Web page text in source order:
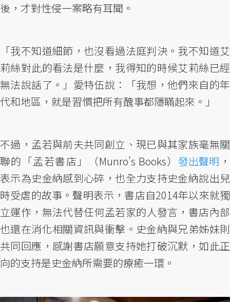
後，才對性侵一案略有耳聞。
「我不知道細節，也沒看過法庭判決。我不知道艾
莉絲對此的看法是什麼，我得知的時候艾莉絲已經
無法說話了。」愛特伍說：「我想，他們來自的年
代和地區，就是習慣把所有醜事都隱瞞起來。」
不過，孟若與前夫共同創立、現已與其家族毫無關
聯的「孟若書店」（Munro's Books） 發出聲明 ，
表示為史金納感到心碎，也全力支持史金納說出兒
時受虐的故事。聲明表示，書店自2014年以來就獨
立運作，無法代替任何孟若家的人發言，書店內部
也還在消化相關資訊與衝擊。史金納與兄弟姊妹則
共同回應，感謝書店願意支持她打破沉默，如此正
向的支持是史金納所需要的療癒一環。